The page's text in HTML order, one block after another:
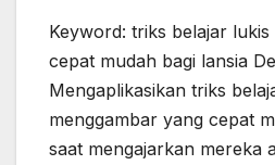
Keyword: triks belajar
cepat mudah bagi lansia
Mengaplikasikan triks
menggambar yang cepat
saat mengajarkan mereka